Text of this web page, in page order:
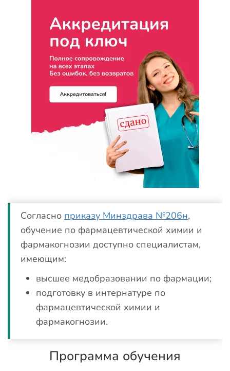
Согласно приказу Минздрава №206н,
обучение по фармацевтической химии и
фармакогнозии доступно специалистам,
имеющим:
высшее медобразовании по фармации;
подготовку в интернатуре по
фармацевтической химии и
фармакогнозии.
Программа обучения